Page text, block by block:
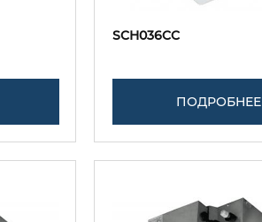
SCH036CC
ПОДРОБНЕЕ